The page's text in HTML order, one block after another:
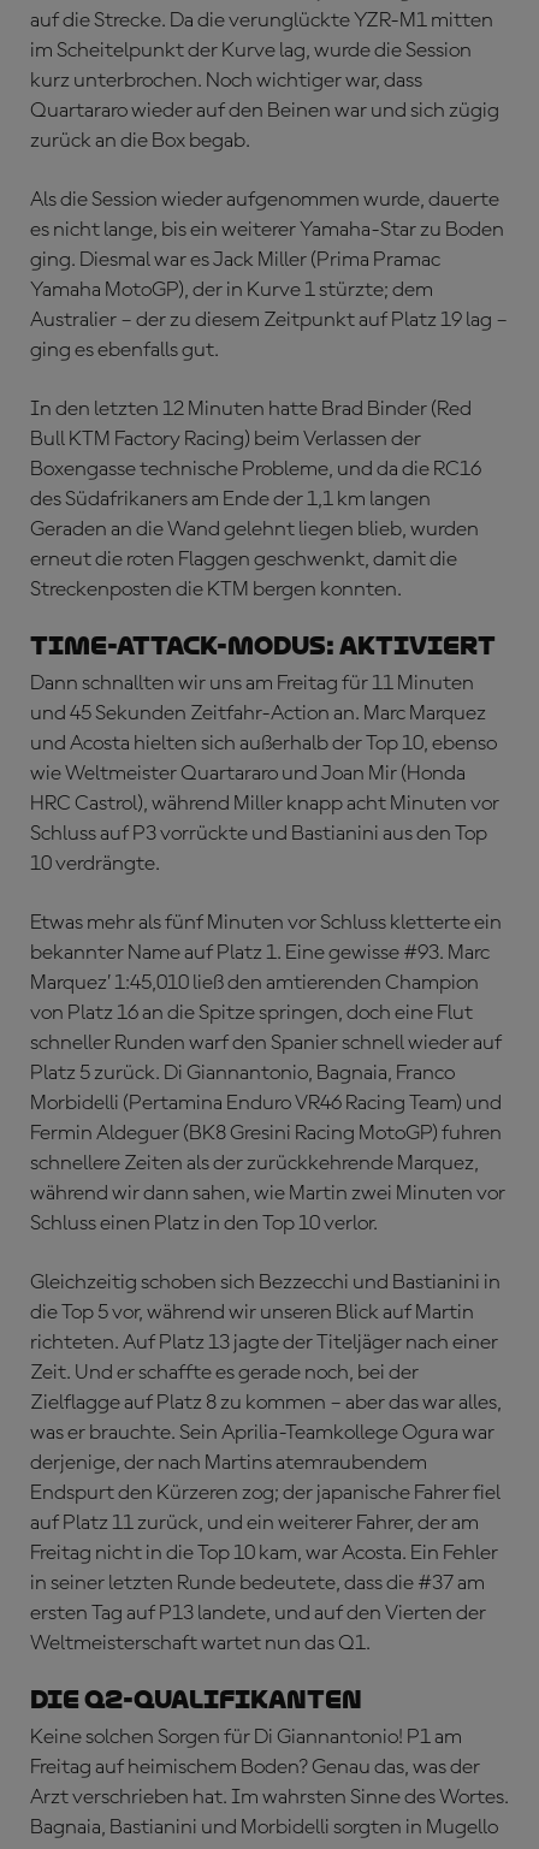
auf die Strecke. Da die verunglückte YZR-M1 mitten
im Scheitelpunkt der Kurve lag, wurde die Session
kurz unterbrochen. Noch wichtiger war, dass
Quartararo wieder auf den Beinen war und sich zügig
zurück an die Box begab.
Als die Session wieder aufgenommen wurde, dauerte
es nicht lange, bis ein weiterer Yamaha-Star zu Boden
ging. Diesmal war es Jack Miller (Prima Pramac
Yamaha MotoGP), der in Kurve 1 stürzte; dem
Australier – der zu diesem Zeitpunkt auf Platz 19 lag –
ging es ebenfalls gut.
In den letzten 12 Minuten hatte Brad Binder (Red
Bull KTM Factory Racing) beim Verlassen der
Boxengasse technische Probleme, und da die RC16
des Südafrikaners am Ende der 1,1 km langen
Geraden an die Wand gelehnt liegen blieb, wurden
erneut die roten Flaggen geschwenkt, damit die
Streckenposten die KTM bergen konnten.
TIME-ATTACK-MODUS: AKTIVIERT
Dann schnallten wir uns am Freitag für 11 Minuten
und 45 Sekunden Zeitfahr-Action an. Marc Marquez
und Acosta hielten sich außerhalb der Top 10, ebenso
wie Weltmeister Quartararo und Joan Mir (Honda
HRC Castrol), während Miller knapp acht Minuten vor
Schluss auf P3 vorrückte und Bastianini aus den Top
10 verdrängte.
Etwas mehr als fünf Minuten vor Schluss kletterte ein
bekannter Name auf Platz 1. Eine gewisse #93. Marc
Marquez’ 1:45,010 ließ den amtierenden Champion
von Platz 16 an die Spitze springen, doch eine Flut
schneller Runden warf den Spanier schnell wieder auf
Platz 5 zurück. Di Giannantonio, Bagnaia, Franco
Morbidelli (Pertamina Enduro VR46 Racing Team) und
Fermin Aldeguer (BK8 Gresini Racing MotoGP) fuhren
schnellere Zeiten als der zurückkehrende Marquez,
während wir dann sahen, wie Martin zwei Minuten vor
Schluss einen Platz in den Top 10 verlor.
Gleichzeitig schoben sich Bezzecchi und Bastianini in
die Top 5 vor, während wir unseren Blick auf Martin
richteten. Auf Platz 13 jagte der Titeljäger nach einer
Zeit. Und er schaffte es gerade noch, bei der
Zielflagge auf Platz 8 zu kommen – aber das war alles,
was er brauchte. Sein Aprilia-Teamkollege Ogura war
derjenige, der nach Martins atemraubendem
Endspurt den Kürzeren zog; der japanische Fahrer fiel
auf Platz 11 zurück, und ein weiterer Fahrer, der am
Freitag nicht in die Top 10 kam, war Acosta. Ein Fehler
in seiner letzten Runde bedeutete, dass die #37 am
ersten Tag auf P13 landete, und auf den Vierten der
Weltmeisterschaft wartet nun das Q1.
DIE Q2-QUALIFIKANTEN
Keine solchen Sorgen für Di Giannantonio! P1 am
Freitag auf heimischem Boden? Genau das, was der
Arzt verschrieben hat. Im wahrsten Sinne des Wortes.
Bagnaia, Bastianini und Morbidelli sorgten in Mugello